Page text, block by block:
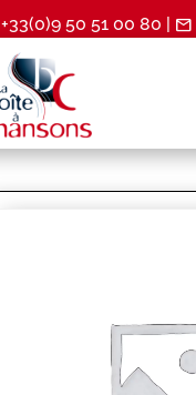
+33(0)9 50 51 00 80 | mail